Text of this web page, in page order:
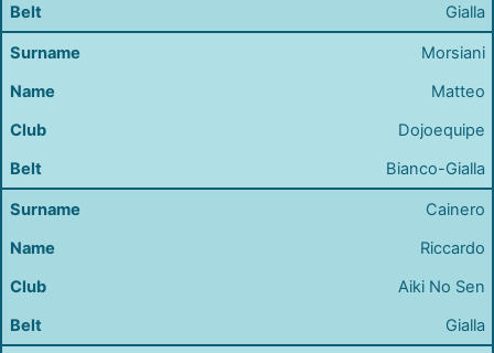
Gialla
Morsiani
Matteo
Dojoequipe
Bianco-Gialla
Cainero
Riccardo
Aiki No Sen
Gialla